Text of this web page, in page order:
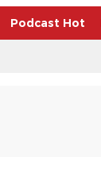
Podcast Hot